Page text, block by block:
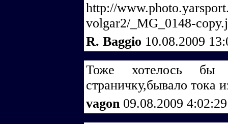
http://
volgar2/_MG_0148-
R. Baggio 10.08.2009
Тоже хотелось
страничку,бывало тока
vagon 09.08.2009